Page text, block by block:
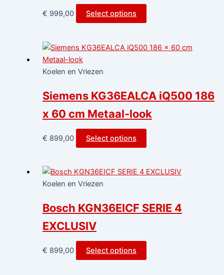
€ 999,00 Select options
Koelen en Vriezen
Siemens KG36EALCA iQ500 186
x 60 cm Metaal-look
€ 899,00 Select options
Koelen en Vriezen
Bosch KGN36EICF SERIE 4
EXCLUSIV
€ 899,00 Select options